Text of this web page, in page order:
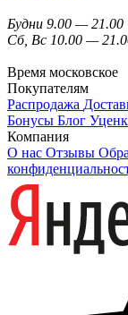
Будни 9.00 — 21.00
Сб, Вс 10.00 —
Время московское
Покупателям
Распродажа
Бонусы Блог
Компания
О нас Отзывы